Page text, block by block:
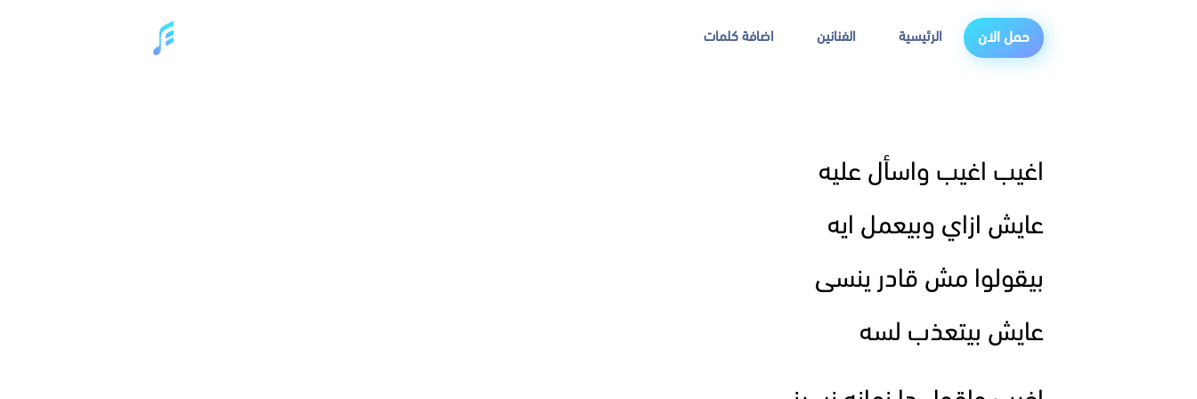
حمل الان الرئيسية الفنانين اضافة كلمات
اغيب اغيب واسأل عليه
عايش ازاي وبيعمل ايه
بيقولوا مش قادر ينسى
عايش بيتعذب لسه